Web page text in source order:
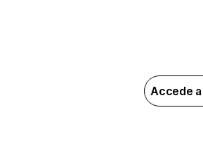
Accede